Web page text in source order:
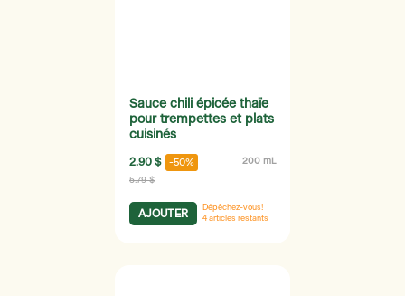
Sauce chili épicée thaïe
pour trempettes et plats
cuisinés
2.90 $ -50% 200 mL
5.79 $
AJOUTER
Dépêchez-vous!
4 articles restants